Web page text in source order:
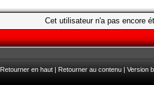
Cet utilisateur n'a pas encore
Retourner en haut | Retourner au contenu | Version